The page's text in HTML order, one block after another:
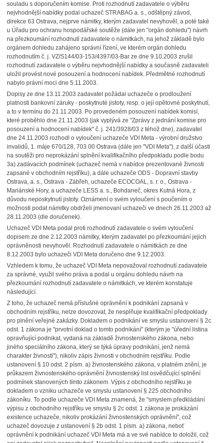
souladu s doporučením komise. Proti rozhodnutí zadavatele o výběru
nejvhodnější nabídky podal uchazeč STRABAG a. s., odštěpný závod,
direkce 63 Ostrava, nejprve námitky, kterým zadavatel nevyhověl, a poté také
u Úřadu pro ochranu hospodářské soutěže (dále jen "orgán dohledu") návrh
na přezkoumání rozhodnutí zadavatele o námitkách, na jehož základě bylo
orgánem dohledu zahájeno správní řízení, ve kterém orgán dohledu
rozhodnutím č. j. VZ/S144/03-153/4397/03-Bar ze dne 9.10.2003 zrušil
rozhodnutí zadavatele o výběru nejvhodnější nabídky a současně zadavateli
uložil provést nové posouzení a hodnocení nabídek. Předmětné rozhodnutí
nabylo právní moci dne 5.11.2003.
Dopisy ze dne 13.11.2003 zadavatel požádal uchazeče o prodloužení
platnosti bankovní záruky - poskytnuté jistoty, resp. o její opětovné poskytnutí,
a to v termínu do 21.11.2003. Po provedeném posouzení nabídek komisí,
které proběhlo dne 21.11.2003 (jak vyplývá ze "Zprávy z jednání komise pro
posouzení a hodnocení nabídek" č. j. 241/3928/03 z téhož dne), zadavatel
dne 24.11.2003 rozhodl o vyloučení uchazeče VDI Meta - výrobní družstvo
invalidů, 1. máje 670/128, 703 00 Ostrava (dále jen "VDI Meta"), z další účasti
na soutěži pro neprokázání splnění kvalifikačního předpokladu podle bodu
3a) zadávacích podmínek (uchazeč nemá v nabídce prezentované živnosti
zapsané v obchodním rejstříku), a dále uchazeče ODS - Dopravní stavby
Ostrava, a. s., Ostrava - Zábřeh, uchazeče ECOCOAL, s. r. o., Ostrava -
Mariánské Hory, a uchazeče LESS a. s., Bohdaneč, okres Kutná Hora, z
důvodu neposkytnutí jistoty. Oznámení o svém vyloučení s poučením o
možnosti podat námitky obdrželi jmenovaní uchazeči ve dnech 26.11.2003 až
28.11.2003 (dle doručenek).
Uchazeč VDI Meta podal proti rozhodnutí zadavatele o svém vyloučení
dopisem ze dne 2.12.2003 námitky, kterým zadavatel po přezkoumání jejich
oprávněnosti nevyhověl. Rozhodnutí zadavatele o námitkách ze dne
8.12.2003 bylo uchazeči VDI Meta doručeno dne 9.12.2003.
Vzhledem k tomu, že uchazeč VDI Meta nepovažoval rozhodnutí zadavatele
za správné, využil svého práva a podal u orgánu dohledu návrh na
přezkoumání rozhodnutí zadavatele o námitkách, ve kterém konstatuje
následující.
Z toho, že uchazeč nemá příslušné oprávnění k podnikání zapsaná v
obchodním rejstříku, nelze dovozovat, že nesplňuje kvalifikační předpoklady
pro plnění veřejné zakázky. Dokladem o podnikání ve smyslu ustanovení § 2c
odst. 1 zákona je "prvotní doklad o tomto podnikání" (kterým je "úřední listina
opravňující podnikat, vydaná na základě živnostenského zákona, nebo
jiného speciálního zákona, který se týká úpravy podnikání, jenž nemá
charakter živnosti"), nikoliv zápis živnosti v obchodním rejstříku. Podle
ustanovení § 10 odst. 2 písm. a) živnostenského zákona, v platném znění, je
průkazem živnostenského oprávnění živnostenský list osvědčující splnění
podmínek stanovených tímto zákonem. Výpis z obchodního rejstříku je
dokladem o vzniku uchazeče ve smyslu ustanovení § 225 obchodního
zákoníku. To podle uchazeče VDI Meta znamená, že "smyslem předkládání
výpisu z obchodního rejstříku ve smyslu § 2c odst. 1 zákona je prokázání
existence uchazeče, nikoliv prokázání živnostenských oprávnění", což
uchazeč dovozuje z ustanovení § 2b odst. 1 písm. a) zákona, neboť
oprávnění k podnikání uchazeč VDI Meta má a ve své nabídce to doložil, což